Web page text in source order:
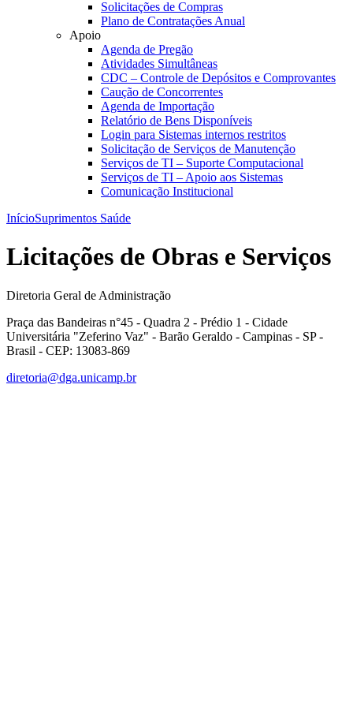
Solicitações de Compras
Plano de Contratações Anual
Apoio
Agenda de Pregão
Atividades Simultâneas
CDC – Controle de Depósitos e Comprovantes
Caução de Concorrentes
Agenda de Importação
Relatório de Bens Disponíveis
Login para Sistemas internos restritos
Solicitação de Serviços de Manutenção
Serviços de TI – Suporte Computacional
Serviços de TI – Apoio aos Sistemas
Comunicação Institucional
InícioSuprimentos Saúde
Licitações de Obras e Serviços
Diretoria Geral de Administração
Praça das Bandeiras n°45 - Quadra 2 - Prédio 1 - Cidade
Universitária "Zeferino Vaz" - Barão Geraldo - Campinas - SP -
Brasil - CEP: 13083-869
diretoria@dga.unicamp.br